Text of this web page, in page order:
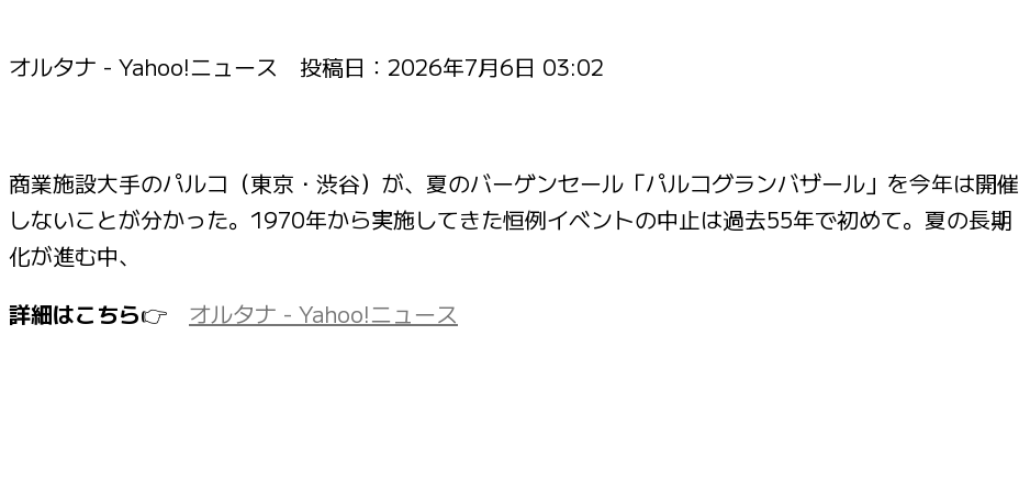
オルタナ - Yahoo!ニュース 投稿日： 2026年7月6日 03:02
商業施設大手のパルコ（東京・渋谷）が、夏のバーゲンセール「パルコグランバザール」を今年は開催
しないことが分かった。1970年から実施してきた恒例イベントの中止は過去55年で初めて。夏の長期
化が進む中、
詳細はこちら👉 オルタナ - Yahoo!ニュース